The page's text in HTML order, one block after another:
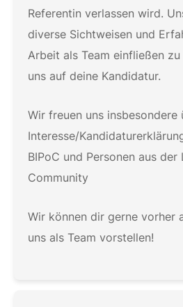
Referentin verlassen wird.
diverse Sichtweisen und
Arbeit als Team einfließen
uns auf deine Kandidatur.
Wir freuen uns insbesondere
Interesse/
BIPoC und Personen aus der
Community
Wir können dir gerne vorher
uns als Team vorstellen!